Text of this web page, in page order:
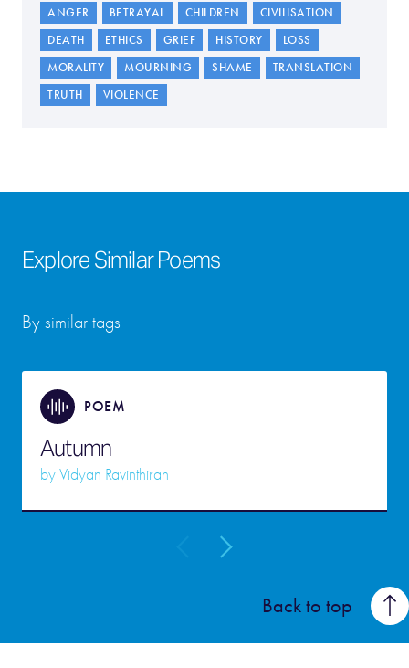
ANGER BETRAYAL CHILDREN
CIVILISATION
DEATH
ETHICS GRIEF HISTORY
LOSS
MORALITY
MOURNING SHAME
TRANSLATION
TRUTH
VIOLENCE
Explore Similar Poems
By similar tags
POEM
Autumn
byVidyan Ravinthiran
Back to top